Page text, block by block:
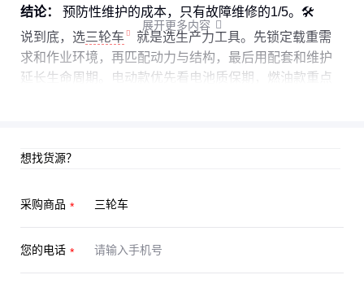
结论：
预防性维护的成本，只有故障维修的1/5。🛠️
说到底，选三轮车
就是选生产力工具。先锁定载重需
求和作业环境，再匹配动力与结构，最后用配套和维护
延长生命周期。电动款优先看电池质保期，燃油款重点
展开更多内容 
想找货源？
采购商品
您的电话